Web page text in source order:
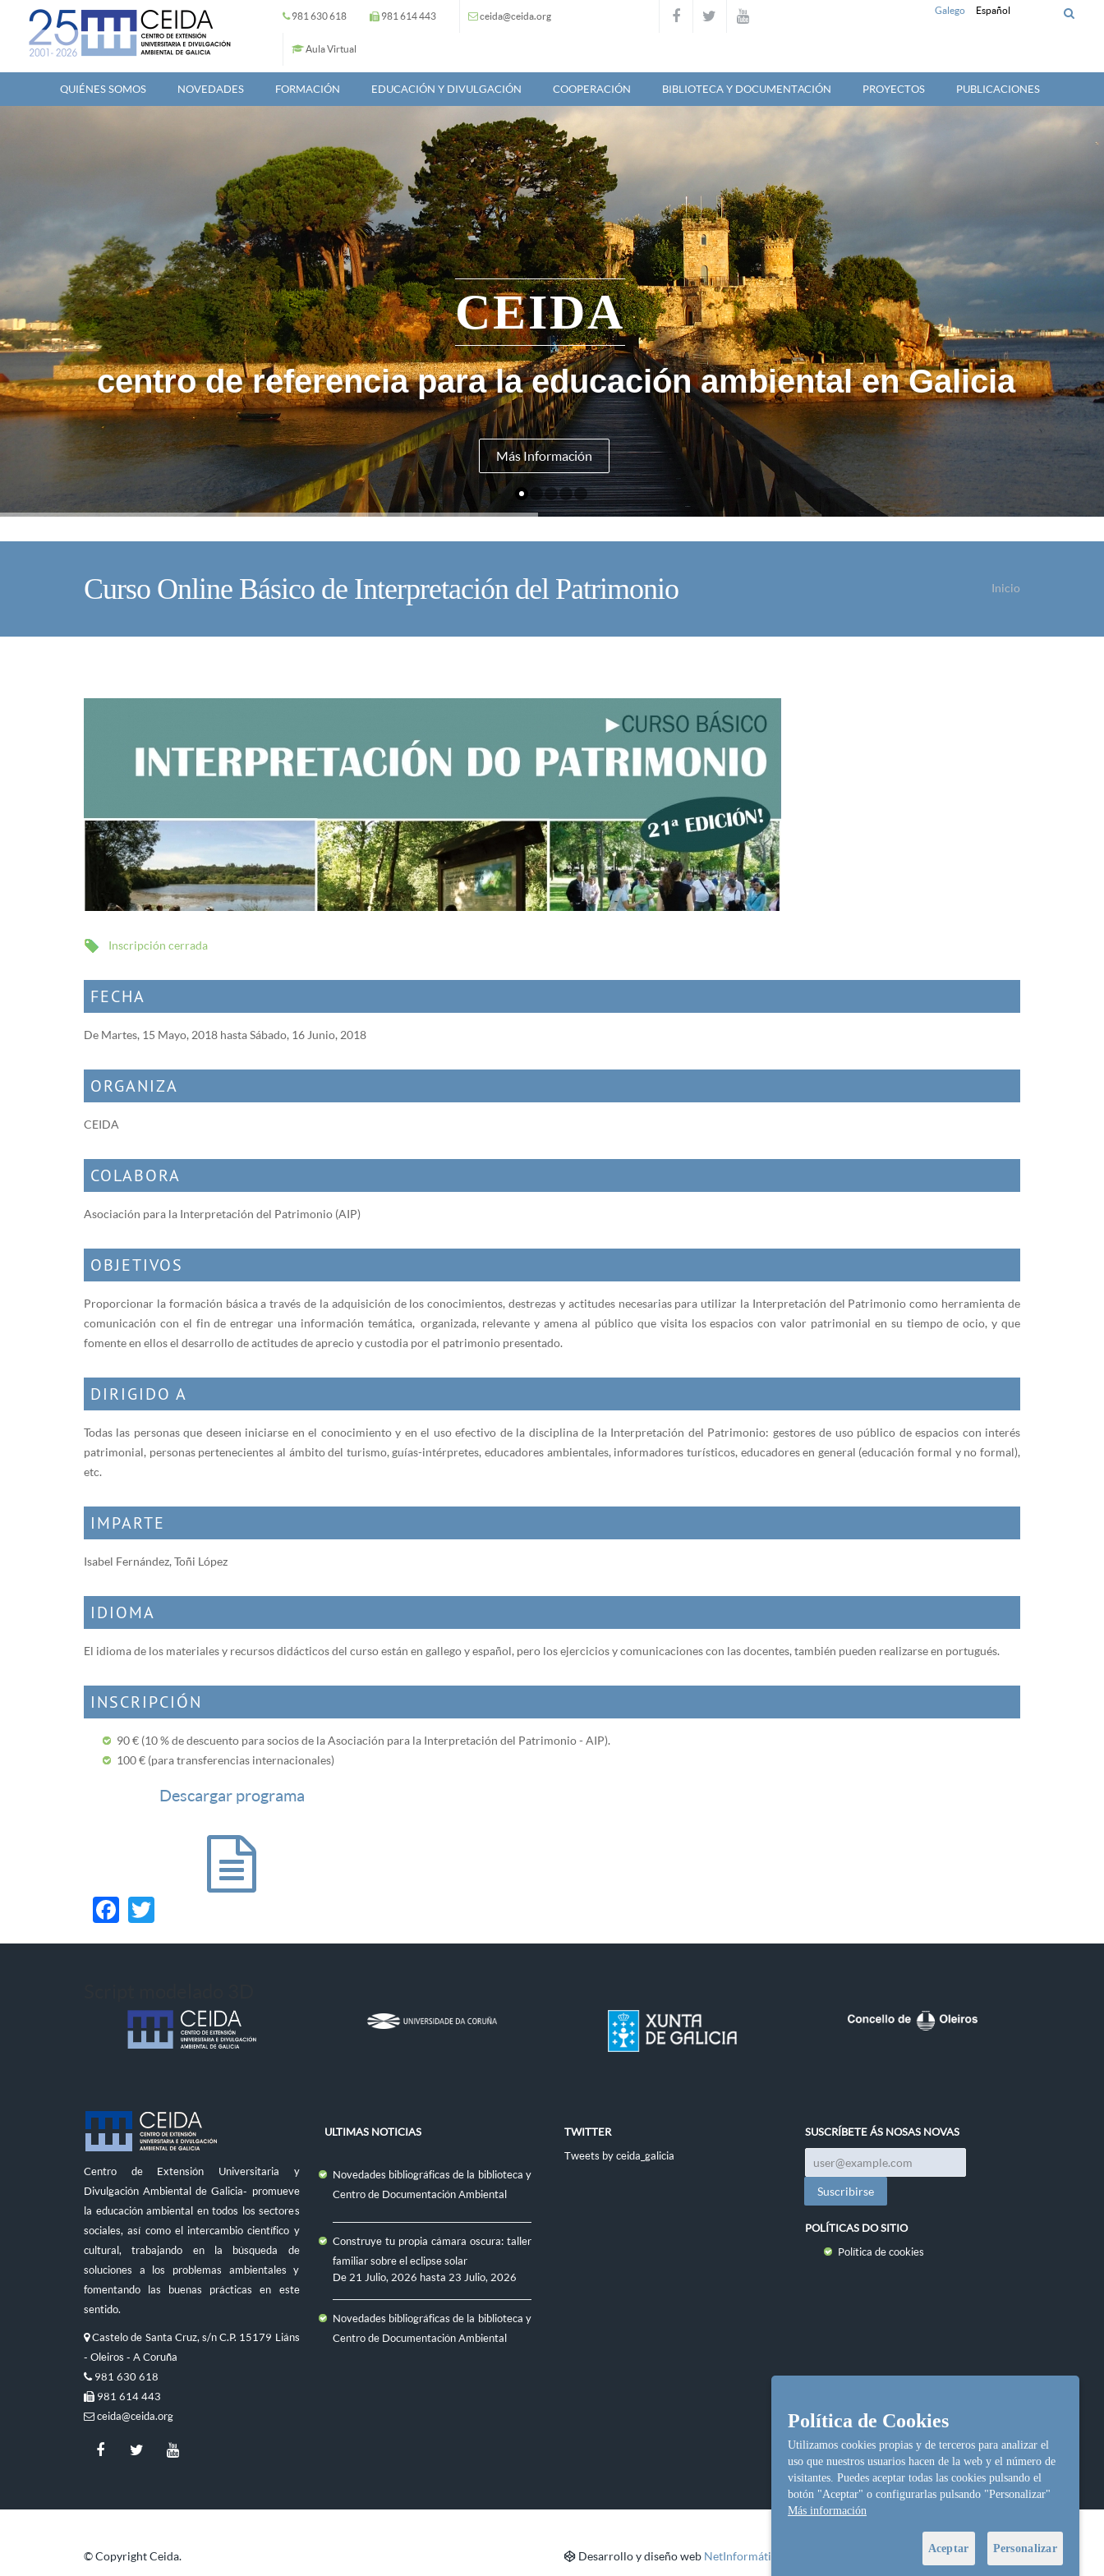
Pasar al contenido principal 981 630 618 981 614 443 ceida@ceida.org
Aula Virtual
Galego Español
QUIÉNES SOMOS NOVEDADES FORMACIÓN EDUCACIÓN Y DIVULGACIÓN COOPERACIÓN BIBLIOTECA Y DOCUMENTACIÓN PROYECTOS PUBLICACIONES
CEIDA
Más Información
centro de referencia para la educación ambiental en Galicia
Curso Online Básico de Interpretación del Patrimonio Inicio
Inscripción cerrada
FECHA
De Martes, 15 Mayo, 2018 hastaSábado, 16 Junio, 2018
ORGANIZA
CEIDA
COLABORA
Asociación para la Interpretación del Patrimonio (AIP)
OBJETIVOS
Proporcionar la formación básica a través de la adquisición de los conocimientos, destrezas y actitudes necesarias para utilizar la Interpretación del Patrimonio como herramienta de
comunicación con el fin de entregar una información temática, organizada, relevante y amena al público que visita los espacios con valor patrimonial en su tiempo de ocio, y que
fomente en ellos el desarrollo de actitudes de aprecio y custodia por el patrimonio presentado.
DIRIGIDO A
Todas las personas que deseen iniciarse en el conocimiento y en el uso efectivo de la disciplina de la Interpretación del Patrimonio: gestores de uso público de espacios con interés
patrimonial, personas pertenecientes al ámbito del turismo, guías-intérpretes, educadores ambientales, informadores turísticos, educadores en general (educación formal y no formal),
etc.
IMPARTE
Isabel Fernández, Toñi López
IDIOMA
El idioma de los materiales y recursos didácticos del curso están en gallego y español, pero los ejercicios y comunicaciones con las docentes, también pueden realizarse en portugués.
INSCRIPCIÓN
90 € (10 % de descuento para socios de la Asociación para la Interpretación del Patrimonio - AIP).
100 € (para transferencias internacionales)
Descargar programa
Facebook
Centro de Extensión Universitaria y
Divulgación Ambiental de Galicia- promueve
la educación ambiental en todos los sectores
sociales, así como el intercambio científico y
cultural, trabajando en la búsqueda de
soluciones a los problemas ambientales y
fomentando las buenas prácticas en este
sentido.
Castelo de Santa Cruz, s/n C.P. 15179 Liáns
- Oleiros - A Coruña
981 630 618
981 614 443
ceida@ceida.org
ULTIMAS NOTICIAS
Novedades bibliográficas de la biblioteca y
Centro de Documentación Ambiental
Construye tu propia cámara oscura: taller
familiar sobre el eclipse solar
De 21 Julio, 2026 hasta 23 Julio, 2026
Novedades bibliográficas de la biblioteca y
Centro de Documentación Ambiental
TWITTER
Tweets by ceida_galicia
SUSCRÍBETE ÁS NOSAS NOVAS
POLÍTICAS DO SITIO
Política de cookies
© Copyright Ceida. Desarrollo y diseño web NetInformática
Política de Cookies
Utilizamos cookies propias y de terceros para analizar el
uso que nuestros usuarios hacen de la web y el número de
visitantes. Puedes aceptar todas las cookies pulsando el
botón "Aceptar" o configurarlas pulsando "Personalizar"
Más información
Aceptar Personalizar